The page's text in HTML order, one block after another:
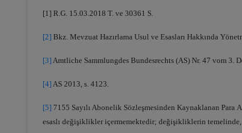
[1] R.G. 15.03.2018 T. ve 30361 S.
[2] Bkz. Mevzuat Hazırlama Usul ve Esasları Hakkında
[3]Amtliche Sammlungdes Bundesrechts (AS) Nr. 47 vom 3.
[4]AS 2013, s. 4123.
[5] 7155 Sayılı Abonelik Sözleşmesinden Kaynaklanan
esaslı değişiklikler içermemektedir; değişikliklerin